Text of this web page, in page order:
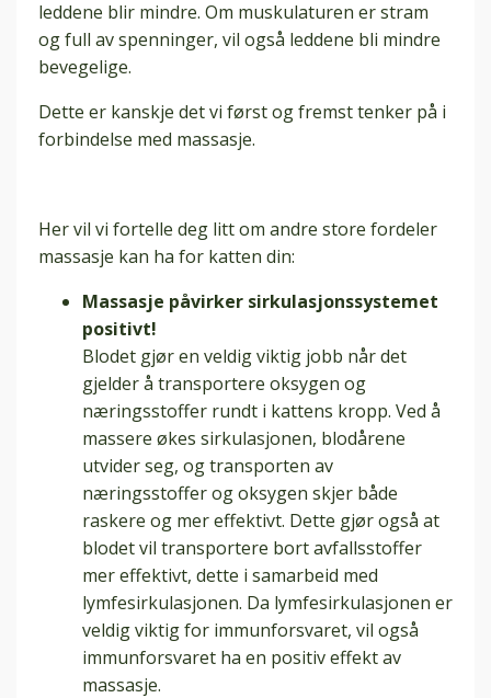
leddene blir mindre. Om muskulaturen er stram
og full av spenninger, vil også leddene bli mindre
bevegelige.
Dette er kanskje det vi først og fremst tenker på i
forbindelse med massasje.
Her vil vi fortelle deg litt om andre store fordeler
massasje kan ha for katten din:
Massasje påvirker sirkulasjonssystemet
positivt!
Blodet gjør en veldig viktig jobb når det
gjelder å transportere oksygen og
næringsstoffer rundt i kattens kropp. Ved å
massere økes sirkulasjonen, blodårene
utvider seg, og transporten av
næringsstoffer og oksygen skjer både
raskere og mer effektivt. Dette gjør også at
blodet vil transportere bort avfallsstoffer
mer effektivt, dette i samarbeid med
lymfesirkulasjonen. Da lymfesirkulasjonen er
veldig viktig for immunforsvaret, vil også
immunforsvaret ha en positiv effekt av
massasje.